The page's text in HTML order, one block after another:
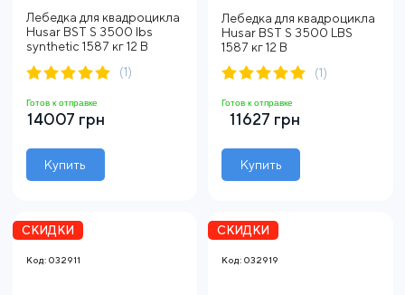
Лебедка для квадроцикла
Husar BST S 3500 lbs
synthetic 1587 кг 12 В
(1)
Готов к отправке
14007 грн
Купить
Лебедка для квадроцикла
Husar BST S 3500 LBS
1587 кг 12 В
(1)
Готов к отправке
11627 грн
Купить
СКИДКИ
Код: 032911
СКИДКИ
Код: 032919